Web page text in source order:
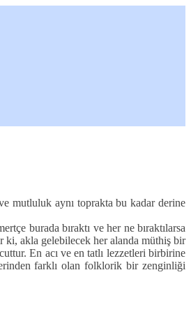
mutluluk aynı toprakta bu kadar derine
burada bıraktı ve her ne bıraktılarsa
ki, akla gelebilecek her alanda müthiş bir
En acı ve en tatlı lezzetleri birbirine
farklı olan folklorik bir zenginliği